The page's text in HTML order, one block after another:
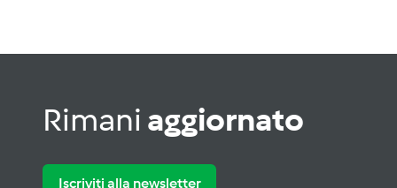
Rimani aggiornato
Iscriviti alla newsletter